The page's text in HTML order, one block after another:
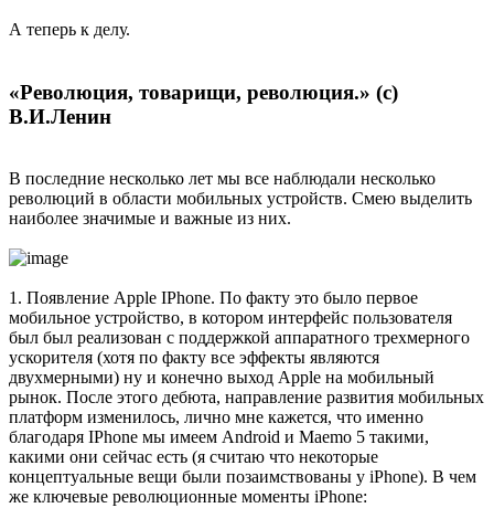
А теперь к делу.
«Революция, товарищи, революция.» (с)
В.И.Ленин
В последние несколько лет мы все наблюдали несколько
революций в области мобильных устройств. Смею выделить
наиболее значимые и важные из них.
1. Появление Apple IPhone. По факту это было первое
мобильное устройство, в котором интерфейс пользователя
был был реализован с поддержкой аппаратного трехмерного
ускорителя (хотя по факту все эффекты являются
двухмерными) ну и конечно выход Apple на мобильный
рынок. После этого дебюта, направление развития мобильных
платформ изменилось, лично мне кажется, что именно
благодаря IPhone мы имеем Android и Maemo 5 такими,
какими они сейчас есть (я считаю что некоторые
концептуальные вещи были позаимствованы у iPhone). В чем
же ключевые революционные моменты iPhone: